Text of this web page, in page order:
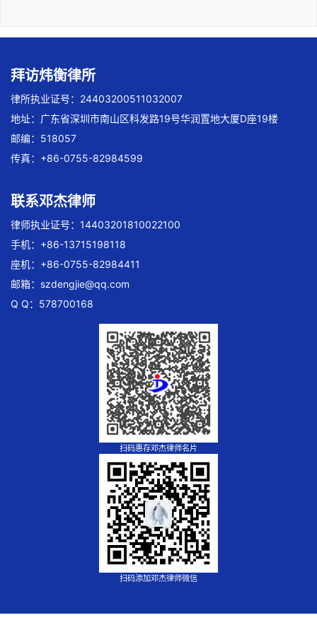
拜访炜衡律所
律所执业证号：24403200511032007
地址：广东省深圳市南山区科发路19号华润置地大厦D座19楼
邮编：518057
传真：+86-0755-82984599
联系邓杰律师
律师执业证号：14403201810022100
手机：+86-13715198118
座机：+86-0755-82984411
邮箱： szdengjie@qq.com
Q Q：578700168
扫码惠存邓杰律师名片
扫码添加邓杰律师微信